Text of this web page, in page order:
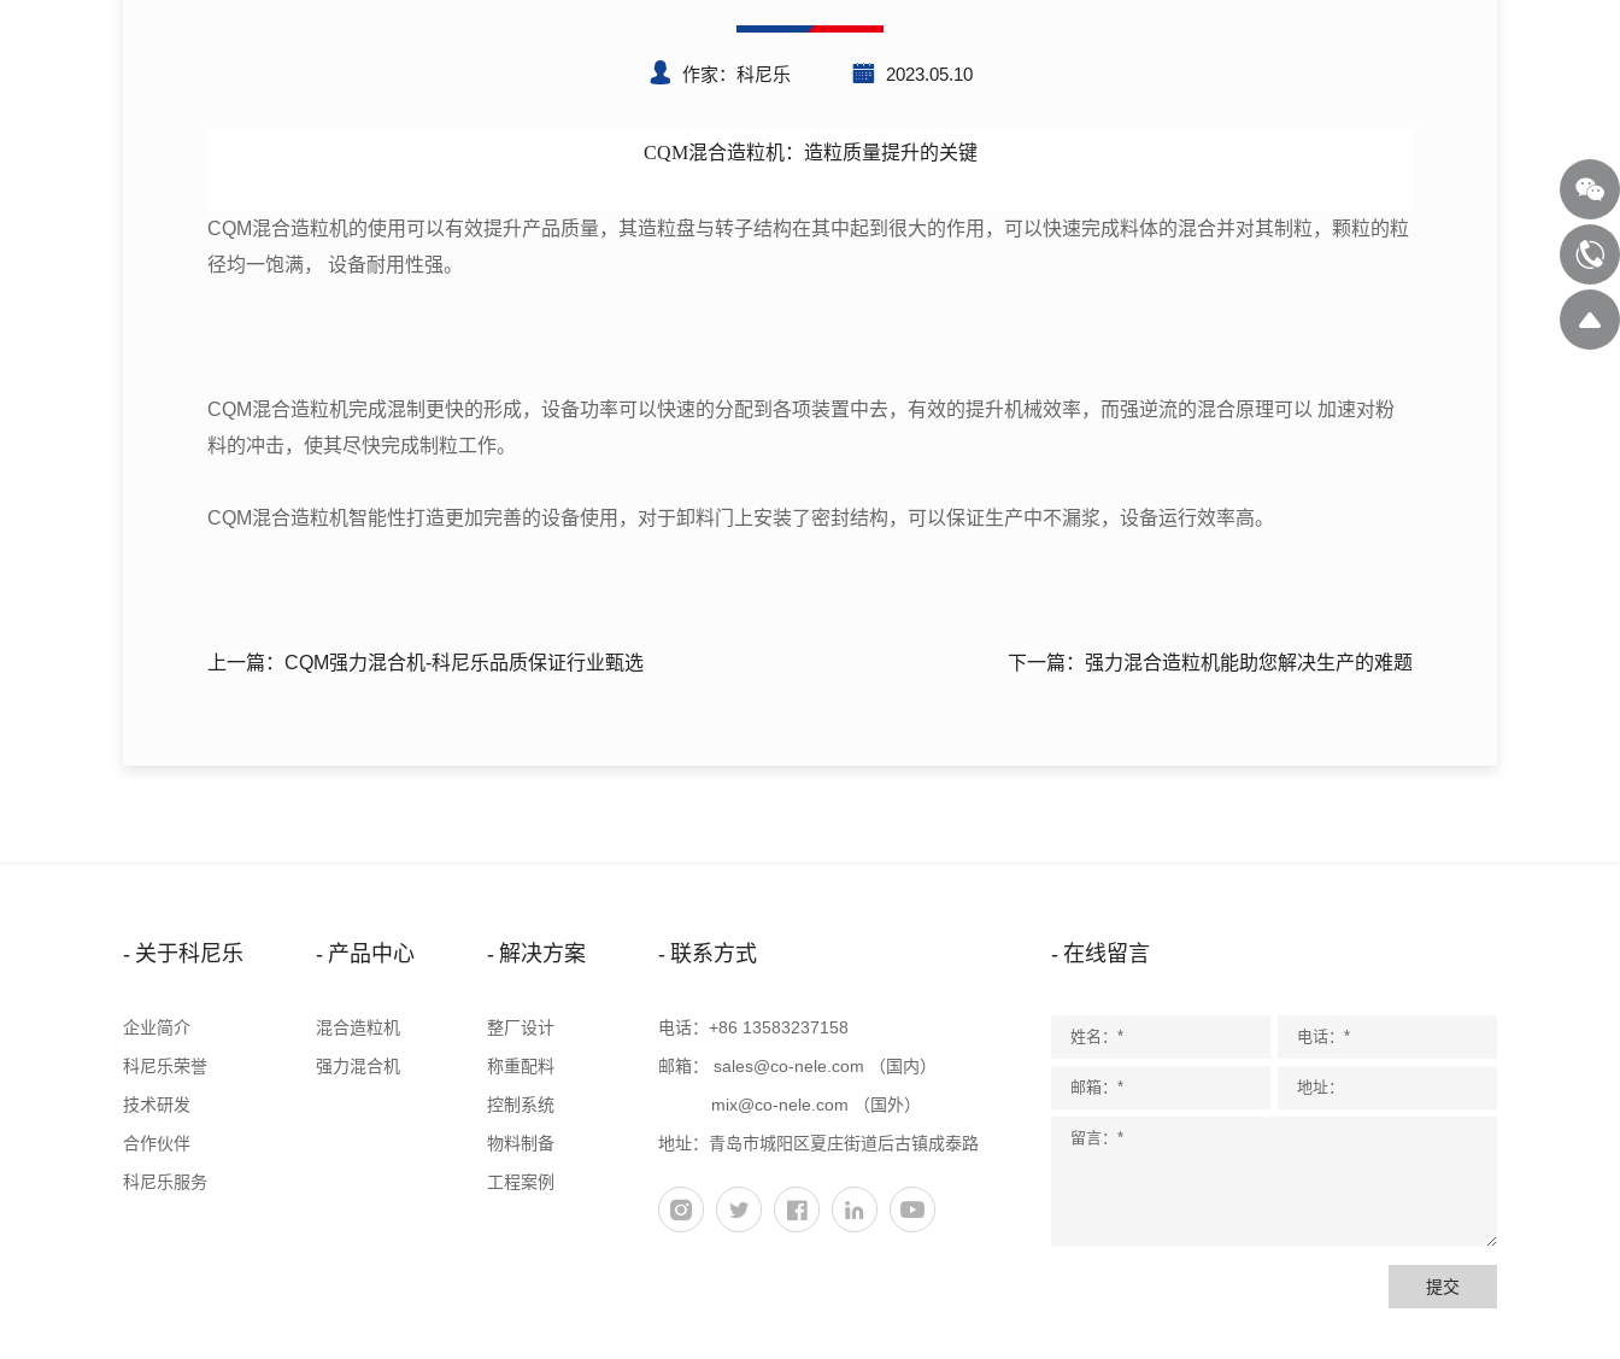
作家：科尼乐 2023.05.10
CQM混合造粒机：造粒质量提升的关键
CQM混合造粒机的使用可以有效提升产品质量，其造粒盘与转子结构在其中起到很大的作用，可以快速完成料体的混合并对其制粒，颗粒的粒
径均一饱满， 设备耐用性强。
CQM混合造粒机完成混制更快的形成，设备功率可以快速的分配到各项装置中去，有效的提升机械效率，而强逆流的混合原理可以 加速对粉
料的冲击，使其尽快完成制粒工作。
CQM混合造粒机智能性打造更加完善的设备使用，对于卸料门上安装了密封结构，可以保证生产中不漏浆，设备运行效率高。
上一篇：CQM强力混合机-科尼乐品质保证行业甄选 下一篇：强力混合造粒机能助您解决生产的难题
关于科尼乐
企业简介
科尼乐荣誉
技术研发
合作伙伴
科尼乐服务
产品中心
混合造粒机
强力混合机
解决方案
整厂设计
称重配料
控制系统
物料制备
工程案例
联系方式
电话： +86 13583237158
邮箱： sales@co-nele.com （国内）
mix@co-nele.com （国外）
地址：青岛市城阳区夏庄街道后古镇成泰路
在线留言
提交